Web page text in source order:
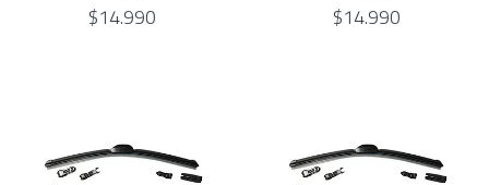
$14.990 $14.990